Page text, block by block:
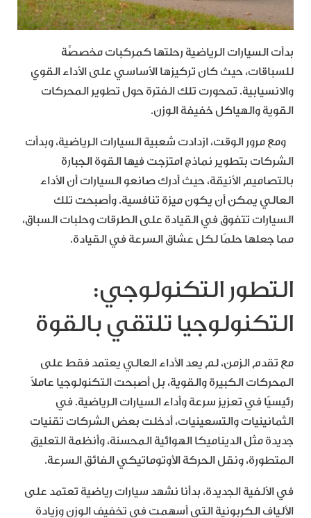
بدأت السيارات الرياضية رحلتها كمركبات مخصصَّة
للسباقات، حيث كان تركيزها الأساسي على الأداء القوي
والانسيابية. تمحورت تلك الفترة حول تطوير المحركات
القوية والهياكل خفيفة الوزن.
ومع مرور الوقت، ازدادت شعبية السيارات الرياضية، وبدأت
الشركات بتطوير نماذج امتزجت فيها القوة الجبارة
بالتصاميم الأنيقة، حيث أدرك صانعو السيارات أن الأداء
العالي يمكن أن يكون ميزة تنافسية. وأصبحت تلك
السيارات تتفوق في القيادة على الطرقات وحلبات السباق،
مما جعلها حلمًا لكل عشاق السرعة في القيادة.
التطور التكنولوجي:
التكنولوجيا تلتقي بالقوة
مع تقدم الزمن، لم يعد الأداء العالي يعتمد فقط على
المحركات الكبيرة والقوية، بل أصبحت التكنولوجيا عاملاً
رئيسيًا في تعزيز سرعة وأداء السيارات الرياضية. في
الثمانينيات والتسعينيات، أدخلت بعض الشركات تقنيات
جديدة مثل الديناميكا الهوائية المحسنة، وأنظمة التعليق
المتطورة، ونقل الحركة الأوتوماتيكي الفائق السرعة.
في الألفية الجديدة، بدأنا نشهد سيارات رياضية تعتمد على
الألياف الكربونية التي أسهمت في تخفيف الوزن وزيادة